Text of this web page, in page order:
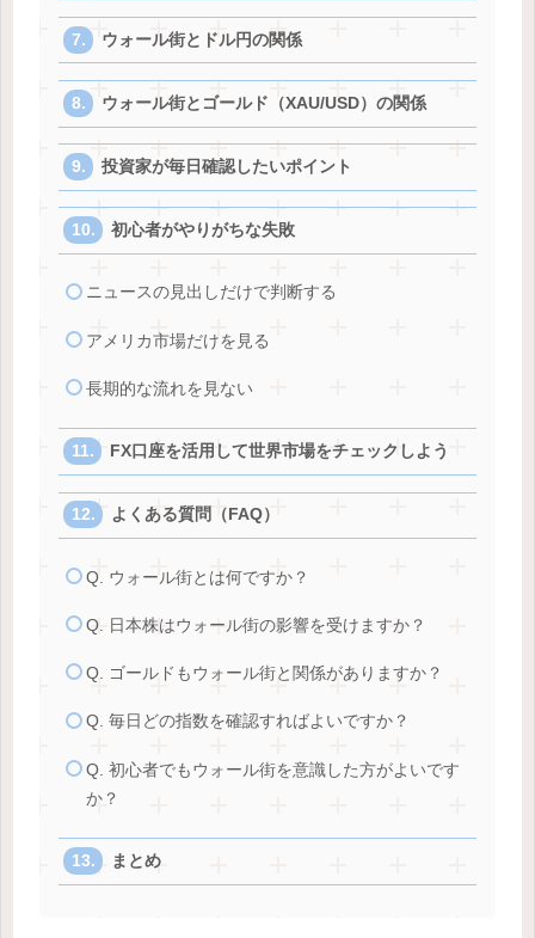
ウォール街とドル円の関係
ウォール街とゴールド（XAU/USD）の関係
投資家が毎日確認したいポイント
初心者がやりがちな失敗
ニュースの見出しだけで判断する
アメリカ市場だけを見る
長期的な流れを見ない
FX口座を活用して世界市場をチェックしよう
よくある質問（FAQ）
Q. ウォール街とは何ですか？
Q. 日本株はウォール街の影響を受けますか？
Q. ゴールドもウォール街と関係がありますか？
Q. 毎日どの指数を確認すればよいですか？
Q. 初心者でもウォール街を意識した方がよいです
か？
まとめ